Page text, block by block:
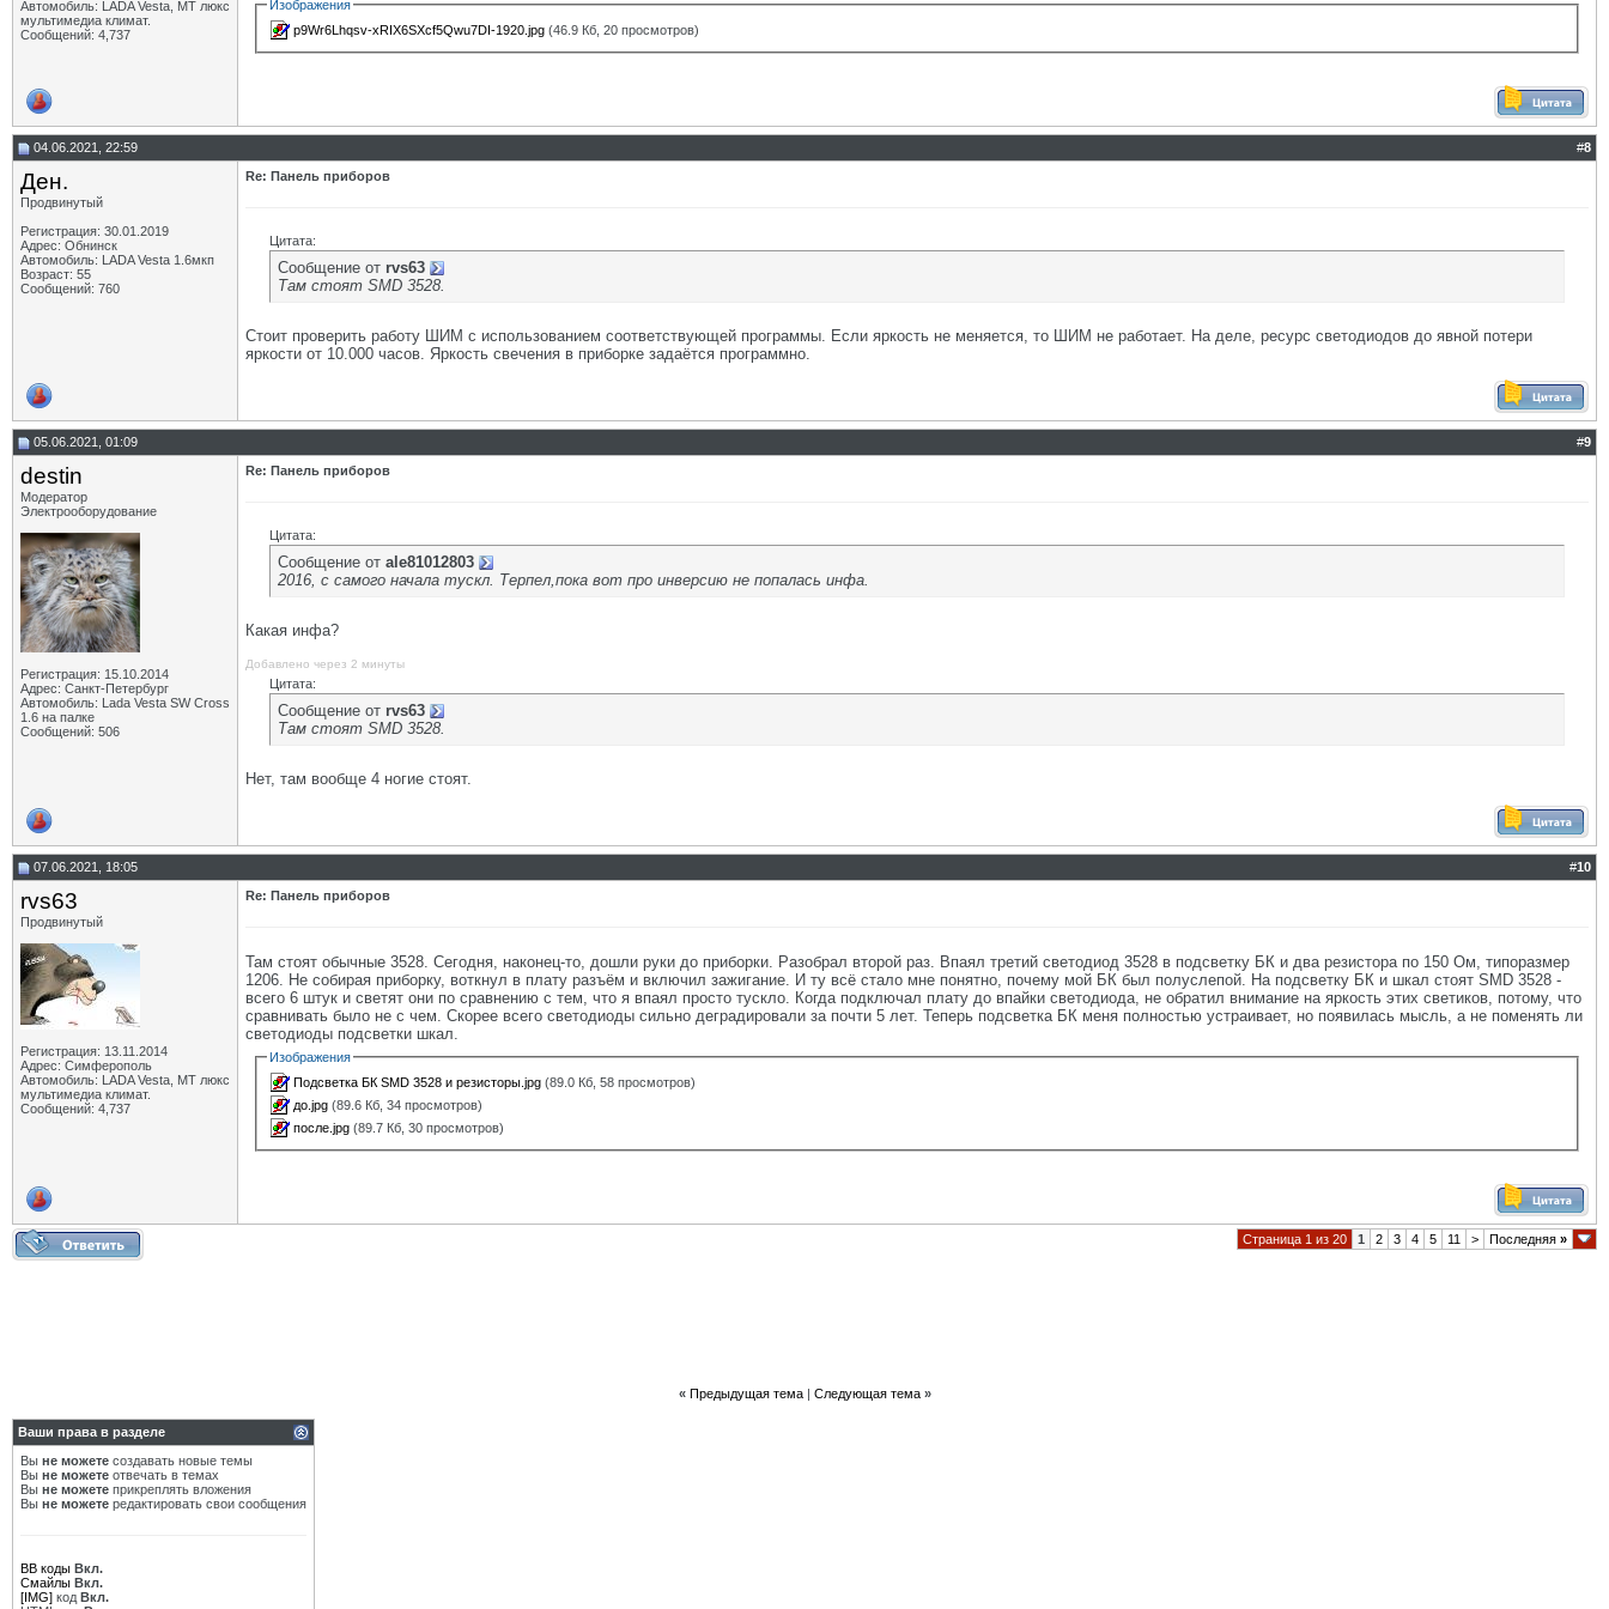
Автомобиль: LADA Vesta, МТ люкс
мультимедиа климат.
Сообщений: 4,737
Изображения
p9Wr6Lhqsv-xRIX6SXcf5Qwu7DI-1920.jpg (46.9 Кб, 20 просмотров)
04.06.2021, 22:59 #8
Ден.
Продвинутый
Регистрация: 30.01.2019
Адрес: Обнинск
Автомобиль: LADA Vesta 1.6мкп
Возраст: 55
Сообщений: 760
Re: Панель приборов
Цитата:
Сообщение от rvs63
Там стоят SMD 3528.
Стоит проверить работу ШИМ с использованием соответствующей программы. Если яркость не меняется, то ШИМ не работает. На деле, ресурс светодиодов до явной потери
яркости от 10.000 часов. Яркость свечения в приборке задаётся программно.
05.06.2021, 01:09 #9
destin
Модератор
Электрооборудование
Регистрация: 15.10.2014
Адрес: Санкт-Петербург
Автомобиль: Lada Vesta SW Cross
1.6 на палке
Сообщений: 506
Re: Панель приборов
Цитата:
Сообщение от ale81012803
2016, с самого начала тускл. Терпел,пока вот про инверсию не попалась инфа.
Какая инфа?
Добавлено через 2 минуты
Цитата:
Сообщение от rvs63
Там стоят SMD 3528.
Нет, там вообще 4 ногие стоят.
07.06.2021, 18:05 #10
rvs63
Продвинутый
Регистрация: 13.11.2014
Адрес: Симферополь
Автомобиль: LADA Vesta, МТ люкс
мультимедиа климат.
Сообщений: 4,737
Re: Панель приборов
Там стоят обычные 3528. Сегодня, наконец-то, дошли руки до приборки. Разобрал второй раз. Впаял третий светодиод 3528 в подсветку БК и два резистора по 150 Ом, типоразмер
1206. Не собирая приборку, воткнул в плату разъём и включил зажигание. И ту всё стало мне понятно, почему мой БК был полуслепой. На подсветку БК и шкал стоят SMD 3528 -
всего 6 штук и светят они по сравнению с тем, что я впаял просто тускло. Когда подключал плату до впайки светодиода, не обратил внимание на яркость этих светиков, потому, что
сравнивать было не с чем. Скорее всего светодиоды сильно деградировали за почти 5 лет. Теперь подсветка БК меня полностью устраивает, но появилась мысль, а не поменять ли
светодиоды подсветки шкал.
Изображения
Подсветка БК SMD 3528 и резисторы.jpg (89.0 Кб, 58 просмотров)
до.jpg (89.6 Кб, 34 просмотров)
после.jpg (89.7 Кб, 30 просмотров)
Страница 1 из 20 1 2 3 4 5 11 > Последняя »
« Предыдущая тема| Следующая тема »
Ваши права в разделе
Вы не можете создавать новые темы
Вы не можете отвечать в темах
Вы не можете прикреплять вложения
Вы не можете редактировать свои сообщения
BB коды Вкл.
Смайлы Вкл.
[IMG] код Вкл.